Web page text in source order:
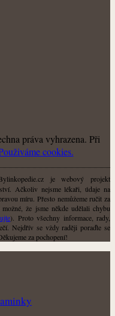
práva vyhrazena. Při
cookies.
je webový projekt
Ačkoliv nejsme lékaři, údaje na
míru. Přesto nemůžeme ručit za
že jsme někde udělali chybu
). Proto všechny informace, rady,
Nejdřív se vždy raději poraďte se
za pochopení!